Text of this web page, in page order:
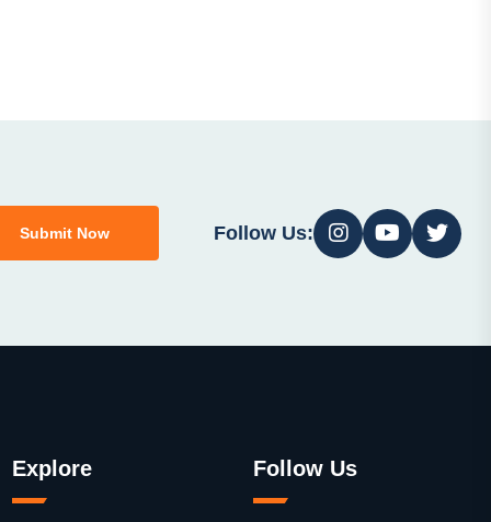
Submit Now Follow Us:
Explore Follow Us